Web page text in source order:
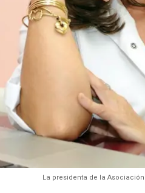
La presidenta de la